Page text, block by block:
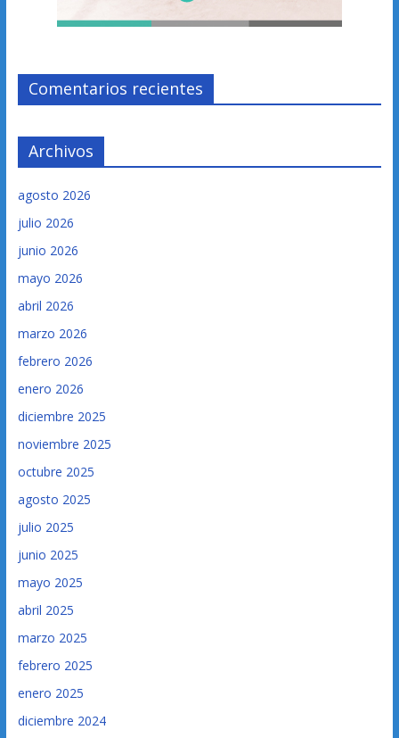
Comentarios recientes
Archivos
agosto 2026
julio 2026
junio 2026
mayo 2026
abril 2026
marzo 2026
febrero 2026
enero 2026
diciembre 2025
noviembre 2025
octubre 2025
agosto 2025
julio 2025
junio 2025
mayo 2025
abril 2025
marzo 2025
febrero 2025
enero 2025
diciembre 2024